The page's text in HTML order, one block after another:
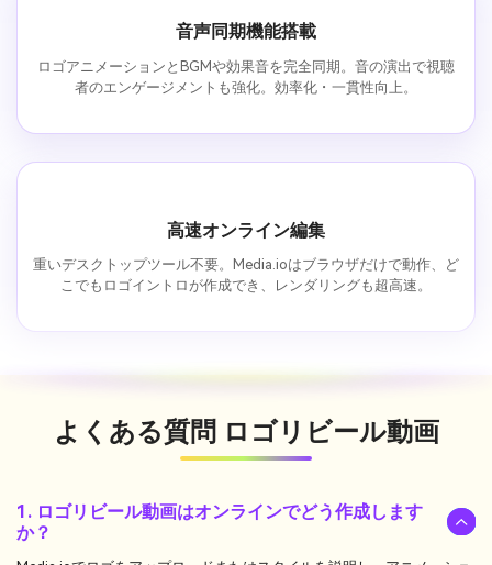
音声同期機能搭載
ロゴアニメーションとBGMや効果音を完全同期。音の演出で視聴
者のエンゲージメントも強化。効率化・一貫性向上。
高速オンライン編集
重いデスクトップツール不要。Media.ioはブラウザだけで動作、ど
こでもロゴイントロが作成でき、レンダリングも超高速。
よくある質問 ロゴリビール動画
1. ロゴリビール動画はオンラインでどう作成します
か？